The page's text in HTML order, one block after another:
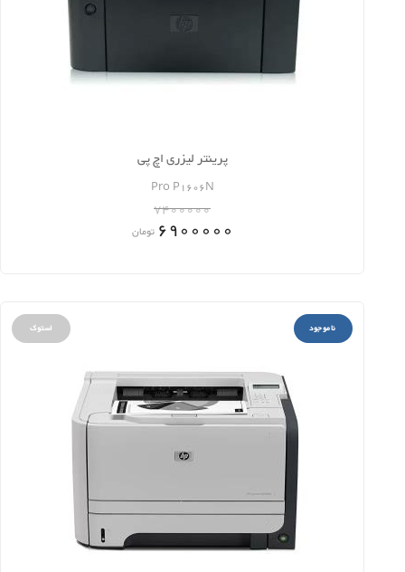
پرینتر لیزری اچ پی
Pro P1606N
7400000
6900000 تومان
ناموجود استوک